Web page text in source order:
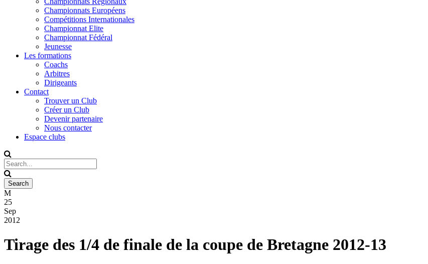
Championnats Européens
Compétitions Internationales
Championnat Elite
Championnat Fédéral
Jeunesse
Les formations
Coachs
Arbitres
Dirigeants
Contact
Trouver un Club
Créer un Club
Devenir partenaire
Nous contacter
Espace clubs
25
Sep
2012
Tirage des 1/4 de finale de la coupe de Bretagne 2012-13